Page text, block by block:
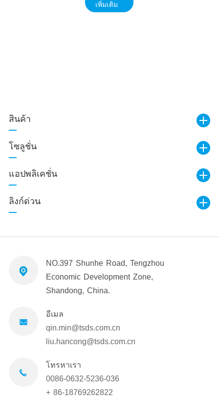
เพิ่มเติม
สินค้า
โซลูชั่น
แอปพลิเคชั่น
ลิงก์ด่วน
NO.397 Shunhe Road, Tengzhou
Economic Development Zone,
Shandong, China.
อีเมล
qin.min@tsds.com.cn
liu.hancong@tsds.com.cn
โทรหาเรา
0086-0632-5236-036
+ 86-18769262822